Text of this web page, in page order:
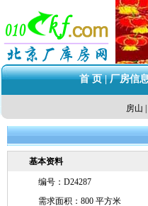
首 页|厂房信
房山
基本资料
编号：D24287
需求面积：800 平方米